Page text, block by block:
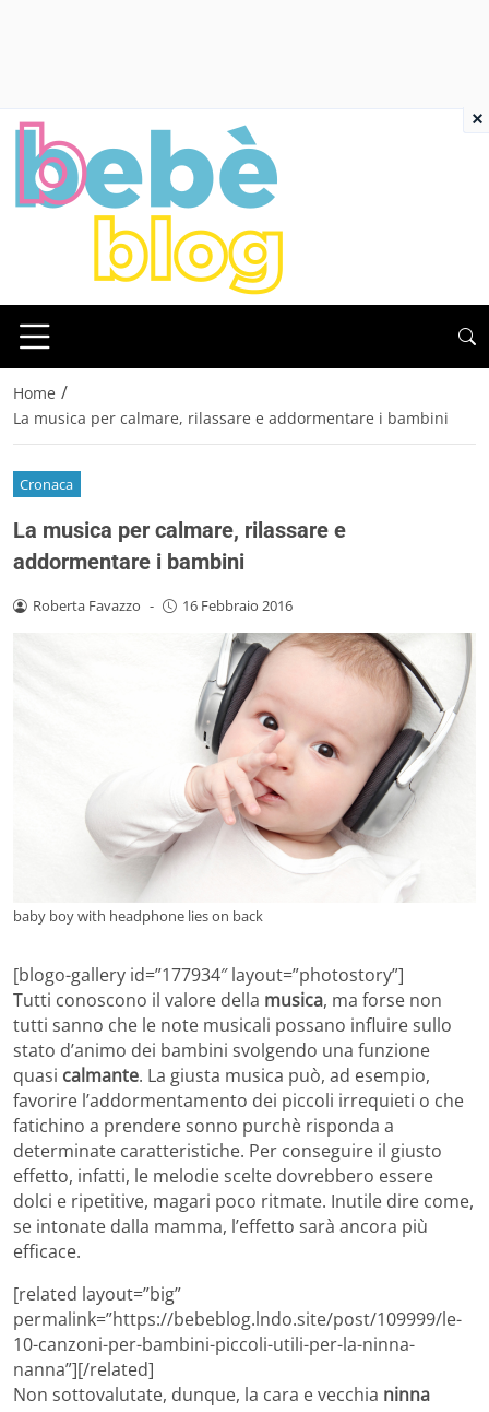
Home /
La musica per calmare, rilassare e addormentare i bambini
Cronaca
La musica per calmare, rilassare e
addormentare i bambini
Roberta Favazzo - 16 Febbraio 2016
baby boy with headphone lies on back
[blogo-gallery id=”177934″ layout=”photostory”]
Tutti conoscono il valore della musica, ma forse non
tutti sanno che le note musicali possano influire sullo
stato d’animo dei bambini svolgendo una funzione
quasi calmante. La giusta musica può, ad esempio,
favorire l’addormentamento dei piccoli irrequieti o che
fatichino a prendere sonno purchè risponda a
determinate caratteristiche. Per conseguire il giusto
effetto, infatti, le melodie scelte dovrebbero essere
dolci e ripetitive, magari poco ritmate. Inutile dire come,
se intonate dalla mamma, l’effetto sarà ancora più
efficace.
[related layout=”big”
permalink=”https://bebeblog.lndo.site/post/109999/le-
10-canzoni-per-bambini-piccoli-utili-per-la-ninna-
nanna”][/related]
Non sottovalutate, dunque, la cara e vecchia ninna
×